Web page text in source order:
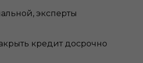
эксперты
кредит досрочно